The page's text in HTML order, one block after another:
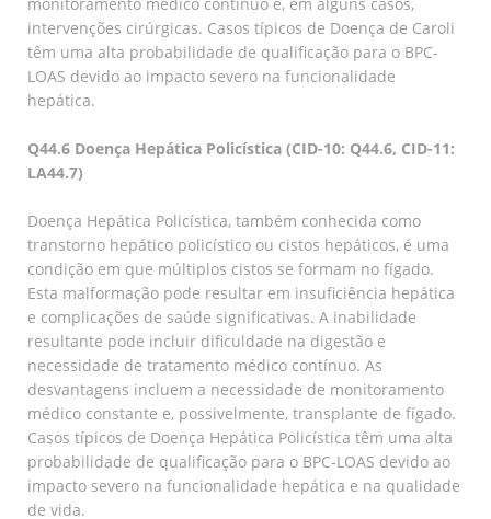
intervenções cirúrgicas. Casos típicos de Doença de Caroli
têm uma alta probabilidade de qualificação para o BPC-
LOAS devido ao impacto severo na funcionalidade
hepática.
Q44.6 Doença Hepática Policística (CID-10: Q44.6, CID-11:
LA44.7)
Doença Hepática Policística, também conhecida como
transtorno hepático policístico ou cistos hepáticos, é uma
condição em que múltiplos cistos se formam no fígado.
Esta malformação pode resultar em insuficiência hepática
e complicações de saúde significativas. A inabilidade
resultante pode incluir dificuldade na digestão e
necessidade de tratamento médico contínuo. As
desvantagens incluem a necessidade de monitoramento
médico constante e, possivelmente, transplante de fígado.
Casos típicos de Doença Hepática Policística têm uma alta
probabilidade de qualificação para o BPC-LOAS devido ao
impacto severo na funcionalidade hepática e na qualidade
de vida.